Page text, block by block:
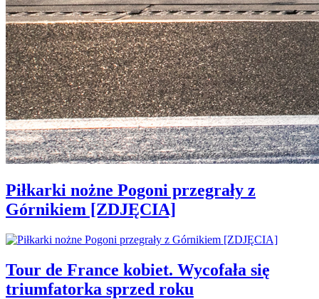
Piłkarki nożne Pogoni przegrały z
Górnikiem [ZDJĘCIA]
Tour de France kobiet. Wycofała się
triumfatorka sprzed roku